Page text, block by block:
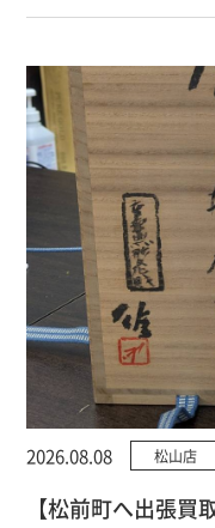
2026.08.08 松山店
【松前町へ出張